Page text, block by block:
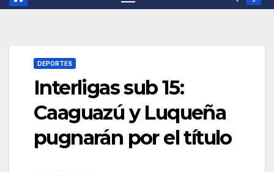
DEPORTES
Interligas sub 15:
Caaguazú y Luqueña
pugnarán por el título